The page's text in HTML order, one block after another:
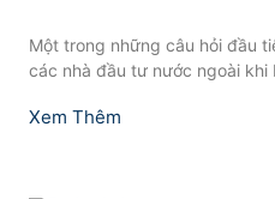
Một trong những câu hỏi đầu
các nhà đầu tư nước ngoài khi
Xem Thêm